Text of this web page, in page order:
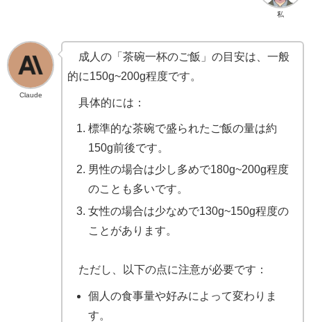
私
Claude
成人の「茶碗一杯のご飯」の目安は、一般
的に150g~200g程度です。
具体的には：
標準的な茶碗で盛られたご飯の量は約
150g前後です。
男性の場合は少し多めで180g~200g程度
のことも多いです。
女性の場合は少なめで130g~150g程度の
ことがあります。
ただし、以下の点に注意が必要です：
個人の食事量や好みによって変わりま
す。